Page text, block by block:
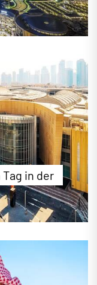
verkörpert
Burj
der
etliche
des neuen
in der
Geschäfte,
– die Zahlen
und
Dubai Mall